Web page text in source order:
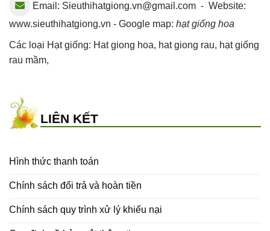
Email: Sieuthihatgiong.vn@gmail.com - Website:
www.sieuthihatgiong.vn - Google map: hạt giống hoa
Các loại Hạt giống: Hat giong hoa, hat giong rau, hạt giống
rau mầm,
LIÊN KẾT
Hình thức thanh toán
Chính sách đổi trả và hoàn tiền
Chính sách quy trình xử lý khiếu nại